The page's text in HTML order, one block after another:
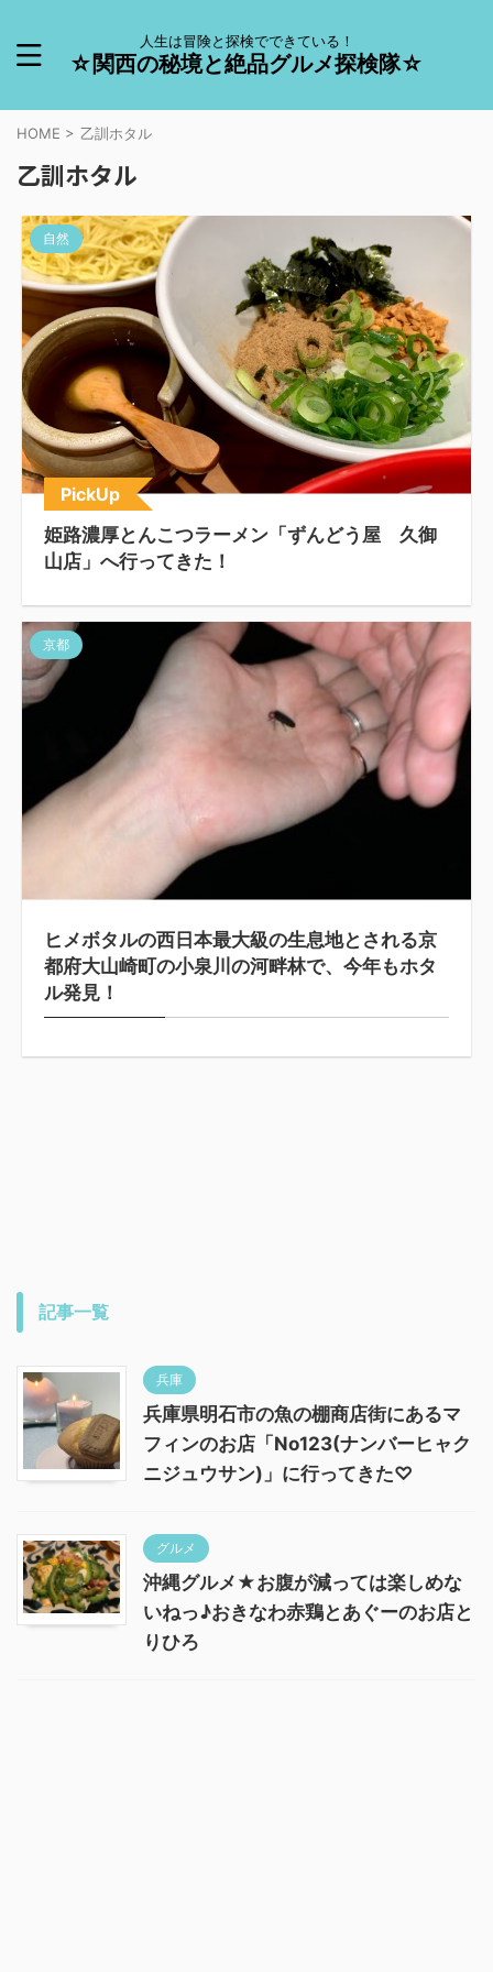
人生は冒険と探検でできている！
☆関西の秘境と絶品グルメ探検隊☆
HOME > 乙訓ホタル
乙訓ホタル
自然
PickUp
姫路濃厚とんこつラーメン「ずんどう屋 久御
山店」へ行ってきた！
京都
ヒメボタルの西日本最大級の生息地とされる京
都府大山崎町の小泉川の河畔林で、今年もホタ
ル発見！
記事一覧
兵庫
兵庫県明石市の魚の棚商店街にあるマ
フィンのお店「No123(ナンバーヒャク
ニジュウサン)」に行ってきた♡
グルメ
沖縄グルメ★お腹が減っては楽しめな
いねっ♪おきなわ赤鶏とあぐーのお店と
りひろ